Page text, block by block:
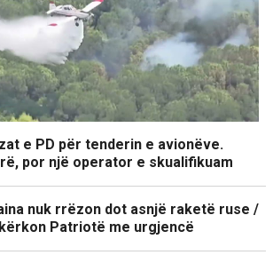
e PD për tenderin e avionëve.
por një operator e skualifikuam
nuk rrëzon dot asnjë raketë ruse /
Patriotë me urgjencë